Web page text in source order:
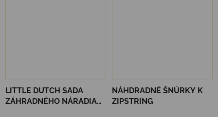
LITTLE DUTCH SADA
ZÁHRADNÉHO NÁRADIA
NÁHDRADNÉ ŠNÚRKY K
ZIPSTRING